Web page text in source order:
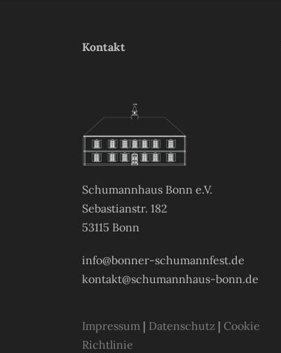
Kontakt
Schumannhaus Bonn e.V.
Sebastianstr. 182
53115 Bonn
info@bonner-schumannfest.de
kontakt@schumannhaus-bonn.de
Impressum | Datenschutz | Cookie
Richtlinie